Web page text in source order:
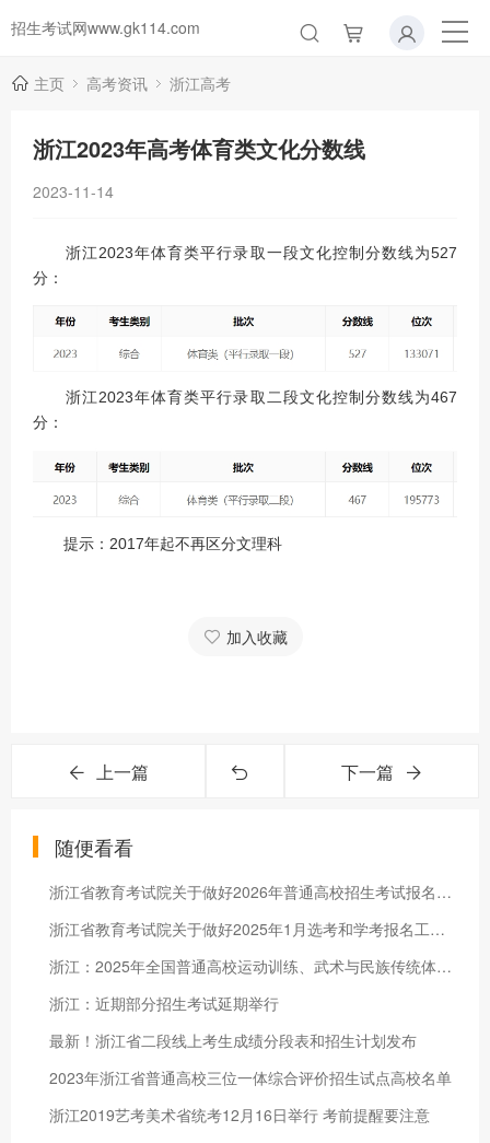
招生考试网www.gk114.com
主页 高考资讯 浙江高考
浙江2023年高考体育类文化分数线
2023-11-14
浙江2023年体育类平行录取一段文化控制分数线为527
分：
浙江2023年体育类平行录取二段文化控制分数线为467
分：
提示：2017年起不再区分文理科
加入收藏
上一篇 下一篇
随便看看
浙江省教育考试院关于做好2026年普通高校招生考试报名工作的通知
浙江省教育考试院关于做好2025年1月选考和学考报名工作的通知
浙江：2025年全国普通高校运动训练、武术与民族传统体育专业招生文化考试考生须知
浙江：近期部分招生考试延期举行
最新！浙江省二段线上考生成绩分段表和招生计划发布
2023年浙江省普通高校三位一体综合评价招生试点高校名单
浙江2019艺考美术省统考12月16日举行 考前提醒要注意